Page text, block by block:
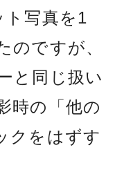
写真を1
のですが、
と同じ扱い
時の「他の
クをはずす